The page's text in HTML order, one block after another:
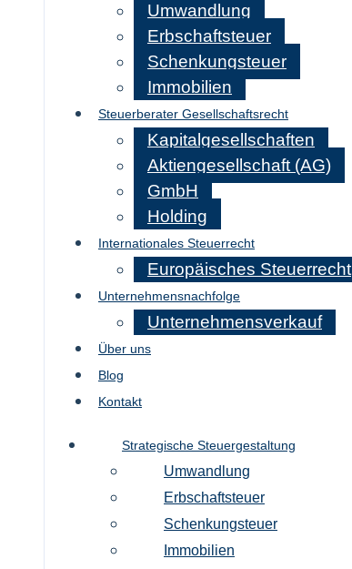
Umwandlung
Erbschaftsteuer
Schenkungsteuer
Immobilien
Steuerberater Gesellschaftsrecht
Kapitalgesellschaften
Aktiengesellschaft (AG)
GmbH
Holding
Internationales Steuerrecht
Europäisches Steuerrecht
Unternehmensnachfolge
Unternehmensverkauf
Über uns
Blog
Kontakt
Strategische Steuergestaltung
Umwandlung
Erbschaftsteuer
Schenkungsteuer
Immobilien